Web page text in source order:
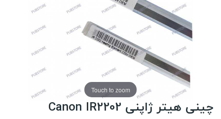
Touch to zoom
چینی هیتر ژاپنی Canon IR2202